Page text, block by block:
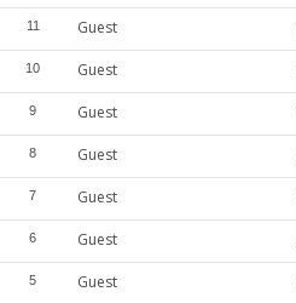
11 Guest
10 Guest
9 Guest
8 Guest
7 Guest
6 Guest
5 Guest